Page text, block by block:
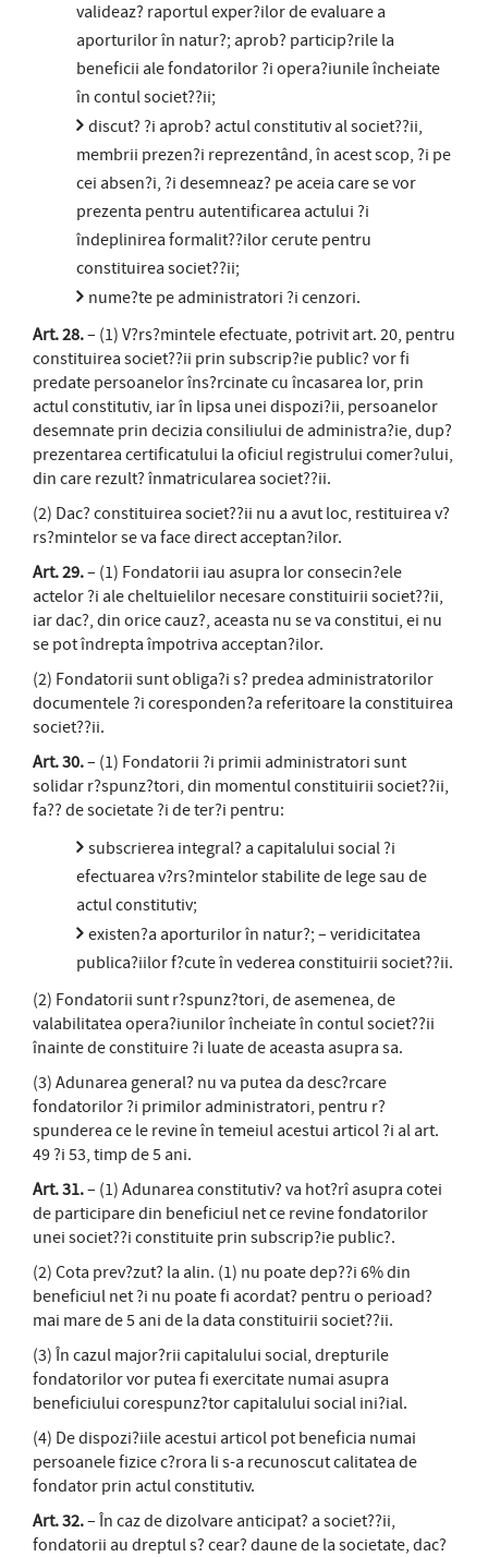
valideaz? raportul exper?ilor de evaluare a
aporturilor în natur?; aprob? particip?rile la
beneficii ale fondatorilor ?i opera?iunile încheiate
în contul societ??ii;
discut? ?i aprob? actul constitutiv al societ??ii,
membrii prezen?i reprezentând, în acest scop, ?i pe
cei absen?i, ?i desemneaz? pe aceia care se vor
prezenta pentru autentificarea actului ?i
îndeplinirea formalit??ilor cerute pentru
constituirea societ??ii;
nume?te pe administratori ?i cenzori.
Art. 28.– (1) V?rs?mintele efectuate, potrivit art. 20, pentru
constituirea societ??ii prin subscrip?ie public? vor fi
predate persoanelor îns?rcinate cu încasarea lor, prin
actul constitutiv, iar în lipsa unei dispozi?ii, persoanelor
desemnate prin decizia consiliului de administra?ie, dup?
prezentarea certificatului la oficiul registrului comer?ului,
din care rezult? înmatricularea societ??ii.
(2) Dac? constituirea societ??ii nu a avut loc, restituirea v?
rs?mintelor se va face direct acceptan?ilor.
Art. 29.– (1) Fondatorii iau asupra lor consecin?ele
actelor ?i ale cheltuielilor necesare constituirii societ??ii,
iar dac?, din orice cauz?, aceasta nu se va constitui, ei nu
se pot îndrepta împotriva acceptan?ilor.
(2) Fondatorii sunt obliga?i s? predea administratorilor
documentele ?i coresponden?a referitoare la constituirea
societ??ii.
Art. 30.– (1) Fondatorii ?i primii administratori sunt
solidar r?spunz?tori, din momentul constituirii societ??ii,
fa?? de societate ?i de ter?i pentru:
subscrierea integral? a capitalului social ?i
efectuarea v?rs?mintelor stabilite de lege sau de
actul constitutiv;
existen?a aporturilor în natur?; – veridicitatea
publica?iilor f?cute în vederea constituirii societ??ii.
(2) Fondatorii sunt r?spunz?tori, de asemenea, de
valabilitatea opera?iunilor încheiate în contul societ??ii
înainte de constituire ?i luate de aceasta asupra sa.
(3) Adunarea general? nu va putea da desc?rcare
fondatorilor ?i primilor administratori, pentru r?
spunderea ce le revine în temeiul acestui articol ?i al art.
49 ?i 53, timp de 5 ani.
Art. 31.– (1) Adunarea constitutiv? va hot?rî asupra cotei
de participare din beneficiul net ce revine fondatorilor
unei societ??i constituite prin subscrip?ie public?.
(2) Cota prev?zut? la alin. (1) nu poate dep??i 6% din
beneficiul net ?i nu poate fi acordat? pentru o perioad?
mai mare de 5 ani de la data constituirii societ??ii.
(3) În cazul major?rii capitalului social, drepturile
fondatorilor vor putea fi exercitate numai asupra
beneficiului corespunz?tor capitalului social ini?ial.
(4) De dispozi?iile acestui articol pot beneficia numai
persoanele fizice c?rora li s-a recunoscut calitatea de
fondator prin actul constitutiv.
Art. 32.– În caz de dizolvare anticipat? a societ??ii,
fondatorii au dreptul s? cear? daune de la societate, dac?